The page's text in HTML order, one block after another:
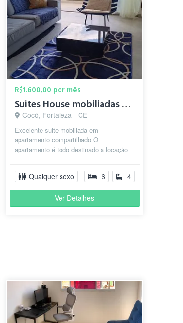
R$1.600,00 por mês
Suites House mobiliadas no Cocó
Cocó, Fortaleza - CE
Excelente suite mobiliada em
apartamento compartilhado O
apartamento é todo destinado a locação
de condomíni...
Qualquer sexo 6 4
Ver Detalhes